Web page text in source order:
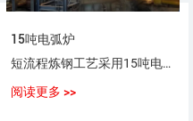
15吨电弧炉
短流程炼钢工艺采用15吨电弧炉，采用100%废钢或废钢+铁水（生铁），或废钢+海绵铁（DRI）作为炼钢原料。
阅读更多 >>